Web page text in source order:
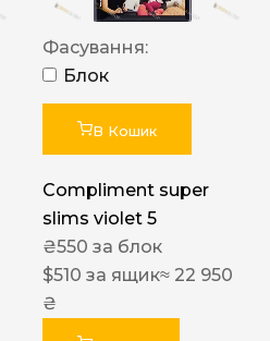
Фасування:
Блок
В Кошик
Compliment super
slims violet 5
₴550 за блок
$510 за ящик≈ 22 950
₴